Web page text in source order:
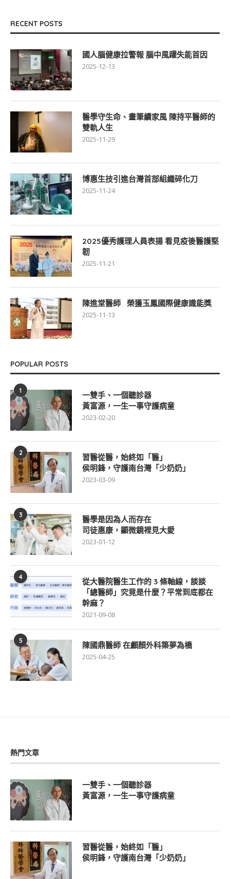
RECENT POSTS
國人腦健康拉警報 腦中風躍失能首因
2025-12-13
醫學守生命、畫筆續家風 陳持平醫師的
雙軌人生
2025-11-29
博惠生技引進台灣首部組織碎化刀
2025-11-24
2025優秀護理人員表揚 看見疫後醫護堅
韌
2025-11-21
陳進堂醫師 榮獲玉鳳國際健康識能獎
2025-11-13
POPULAR POSTS
1
一雙手、一個聽診器
黃富源，一生一事守護病童
2023-02-20
2
習醫從醫，始終如「醫」
侯明鋒，守護南台灣「少奶奶」
2023-03-09
3
醫學是因為人而存在
司徒惠康，顯微鏡裡見大愛
2023-01-12
4
從大醫院醫生工作的 3 條軸線，談談
「總醫師」究竟是什麼？平常到底都在
幹麻？
2021-09-08
5 陳國鼎醫師 在顱顏外科築夢為橋
2025-04-25
熱門文章
一雙手、一個聽診器
黃富源，一生一事守護病童
習醫從醫，始終如「醫」
侯明鋒，守護南台灣「少奶奶」